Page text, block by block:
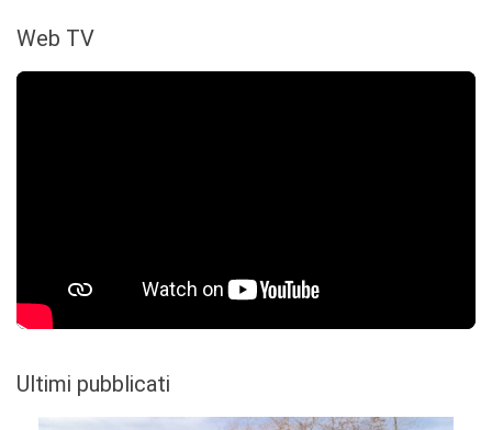
Web TV
Ultimi pubblicati